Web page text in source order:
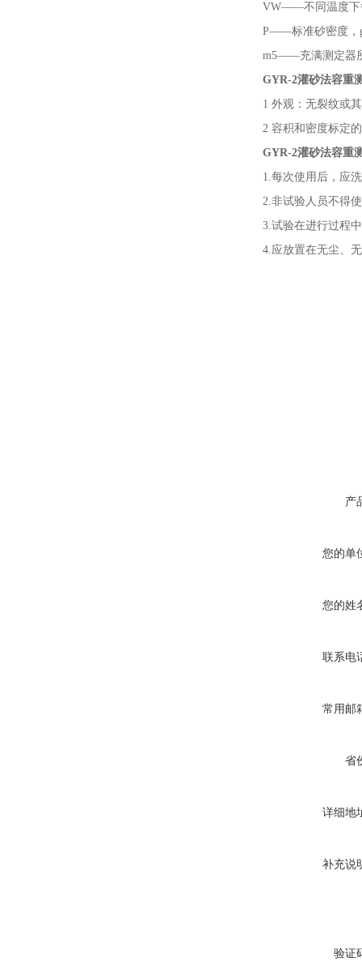
VW——不同温度下
P——标准砂密度，
m5——充满测定器
GYR-2灌砂法容重
1 外观：无裂纹或
2 容积和密度标定
GYR-2灌砂法容重
1.每次使用后，应
2.非试验人员不得
3.试验在进行过程
4.应放置在无尘、
产
您的单
您的姓
联系电
常用邮
省
详细地
补充说
验证